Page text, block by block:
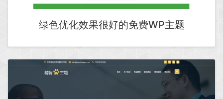
绿色优化效果很好的免费WP主题